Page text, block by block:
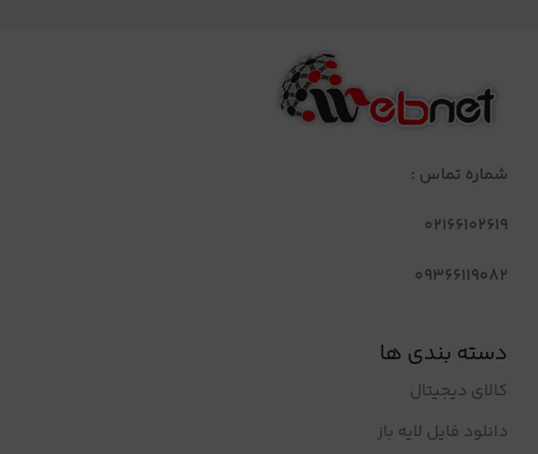
شماره تماس :
02166102619
09366119082
دسته بندی ها
کالای دیجیتال
دانلود فایل لایه باز